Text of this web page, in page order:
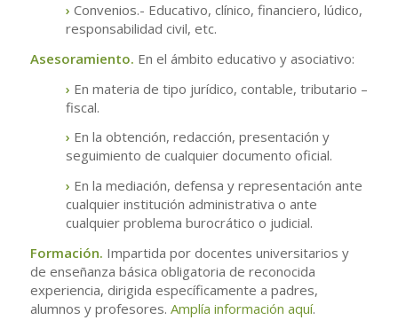
› Convenios.- Educativo, clínico, financiero, lúdico,
responsabilidad civil, etc.
Asesoramiento. En el ámbito educativo y asociativo:
› En materia de tipo jurídico, contable, tributario –
fiscal.
› En la obtención, redacción, presentación y
seguimiento de cualquier documento oficial.
› En la mediación, defensa y representación ante
cualquier institución administrativa o ante
cualquier problema burocrático o judicial.
Formación. Impartida por docentes universitarios y
de enseñanza básica obligatoria de reconocida
experiencia, dirigida específicamente a padres,
alumnos y profesores. Amplía información aquí.